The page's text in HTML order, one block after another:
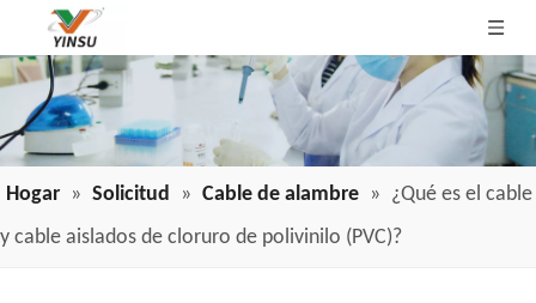
Hogar » Solicitud » Cable de alambre » ¿Qué es el cable
y cable aislados de cloruro de polivinilo (PVC)?